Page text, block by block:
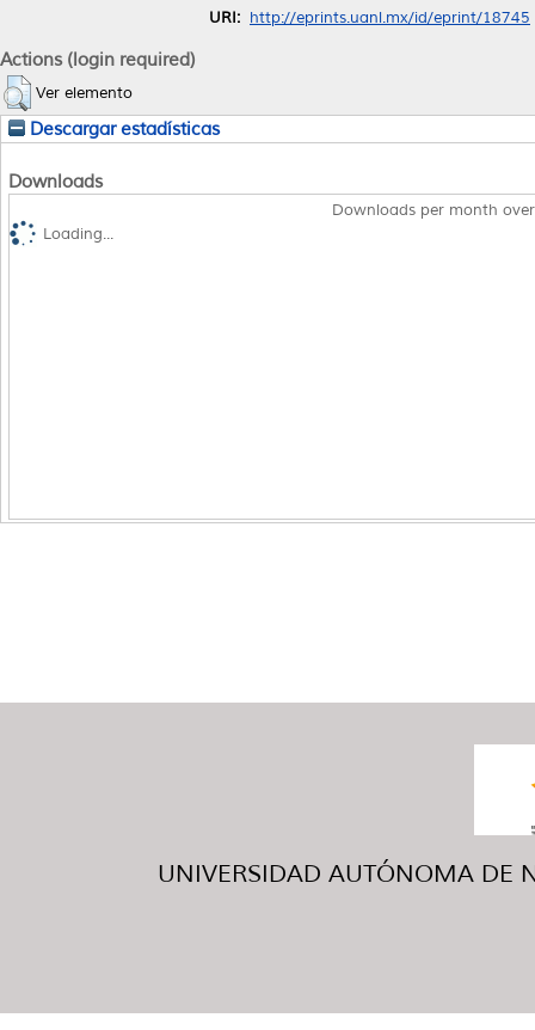
URI: http://eprints.uanl.mx/id/eprint/18745
Actions (login required)
Ver elemento
Descargar estadísticas
Downloads
Downloads per month
Loading...
UNIVERSIDAD AUTÓNOMA DE